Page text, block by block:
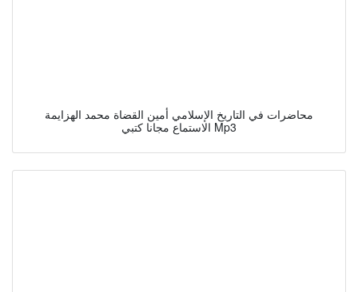
محاضرات في التاريخ الإسلامي أمين القضاة محمد الهزايمة
الاستماع مجانا كتبي Mp3